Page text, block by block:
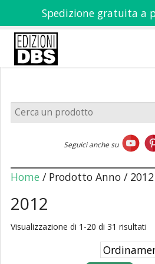
Spedizione gratuita a
Home
Chi siamo
Libri
Seguici anche su
Home/ Prodotto Anno / 2012
2012
Visualizzazione di 1-20 di 31 risultati